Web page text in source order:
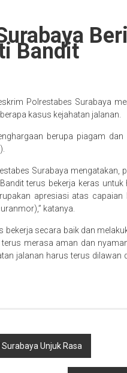
Bandit
Polrestabes Surabaya
kasus kejahatan jalanan.
berupa piagam
Surabaya mengatakan,
terus bekerja keras untuk
apresiasi atas
katanya.
bekerja secara baik dan
merasa aman dan
jalanan harus terus dilawan
Unjuk Rasa